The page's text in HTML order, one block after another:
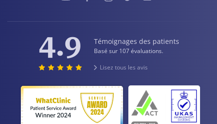
4.9 Témoignages des patients
Basé sur 107 évaluations.
Lisez tous les avis